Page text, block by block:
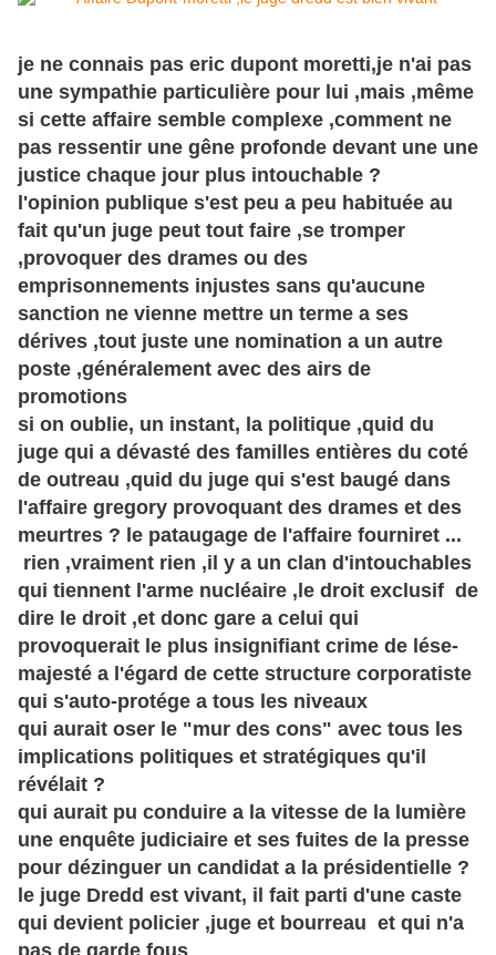
je ne connais pas eric dupont moretti,je n'ai pas
une sympathie particulière pour lui ,mais ,même
si cette affaire semble complexe ,comment ne
pas ressentir une gêne profonde devant une une
justice chaque jour plus intouchable ?
l'opinion publique s'est peu a peu habituée au
fait qu'un juge peut tout faire ,se tromper
,provoquer des drames ou des
emprisonnements injustes sans qu'aucune
sanction ne vienne mettre un terme a ses
dérives ,tout juste une nomination a un autre
poste ,généralement avec des airs de
promotions
si on oublie, un instant, la politique ,quid du
juge qui a dévasté des familles entières du coté
de outreau ,quid du juge qui s'est baugé dans
l'affaire gregory provoquant des drames et des
meurtres ? le pataugage de l'affaire fourniret ...
rien ,vraiment rien ,il y a un clan d'intouchables
qui tiennent l'arme nucléaire ,le droit exclusif de
dire le droit ,et donc gare a celui qui
provoquerait le plus insignifiant crime de lése-
majesté a l'égard de cette structure corporatiste
qui s'auto-protége a tous les niveaux
qui aurait oser le "mur des cons" avec tous les
implications politiques et stratégiques qu'il
révélait ?
qui aurait pu conduire a la vitesse de la lumière
une enquête judiciaire et ses fuites de la presse
pour dézinguer un candidat a la présidentielle ?
le juge Dredd est vivant, il fait parti d'une caste
qui devient policier ,juge et bourreau et qui n'a